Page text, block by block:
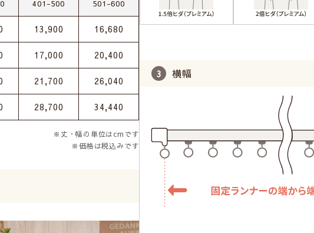
401-500 501-600
13,900 16,680
17,000 20,400
21,700 26,040
28,700 34,440
※丈・幅の単位はcmです
※価格は税込みです
横幅